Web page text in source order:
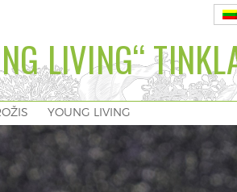
LIVING“
YOUNG LIVING